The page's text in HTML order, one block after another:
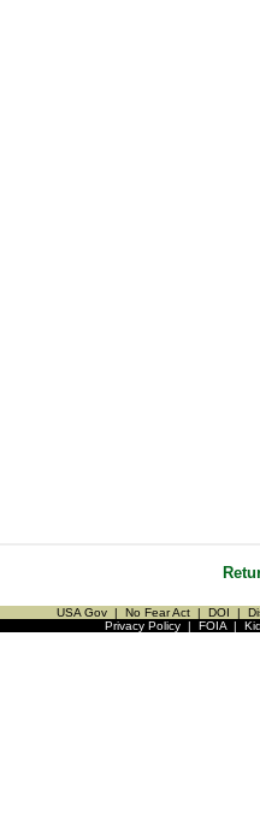
USA Gov | No Fear Act | DOI |
Privacy Policy| FOIA|